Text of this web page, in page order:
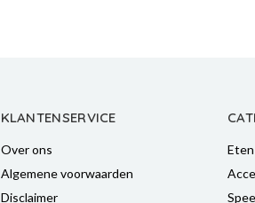
KLANTENSERVICE
Over ons
Algemene voorwaarden
Disclaimer